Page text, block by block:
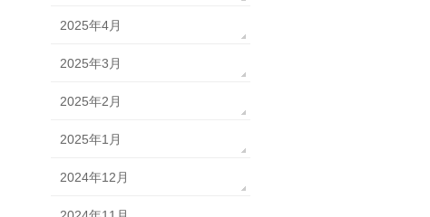
2025年4月
2025年3月
2025年2月
2025年1月
2024年12月